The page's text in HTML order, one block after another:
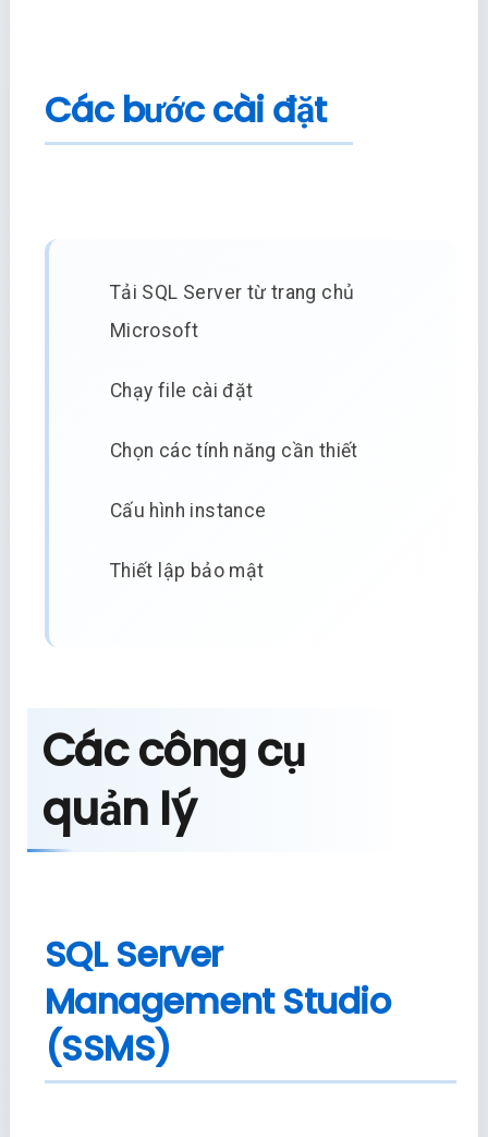
Các bước cài đặt
Tải SQL Server từ trang chủ
Microsoft
Chạy file cài đặt
Chọn các tính năng cần thiết
Cấu hình instance
Thiết lập bảo mật
Các công cụ
quản lý
SQL Server
Management Studio
(SSMS)